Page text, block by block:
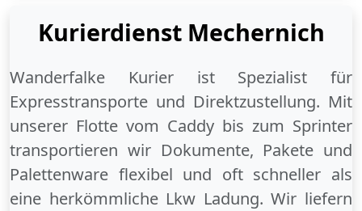
Kurierdienst Mechernich
Wanderfalke Kurier ist Spezialist für
Expresstransporte und Direktzustellung. Mit
unserer Flotte vom Caddy bis zum Sprinter
transportieren wir Dokumente, Pakete und
Palettenware flexibel und oft schneller als
eine herkömmliche Lkw Ladung. Wir liefern